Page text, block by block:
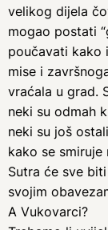
velikog dijela
mogao postati
poučavati kako
mise i
vraćala u grad.
neki su odmah
neki su još
kako se smiruje
Sutra će sve
svojim
A Vukovarci?